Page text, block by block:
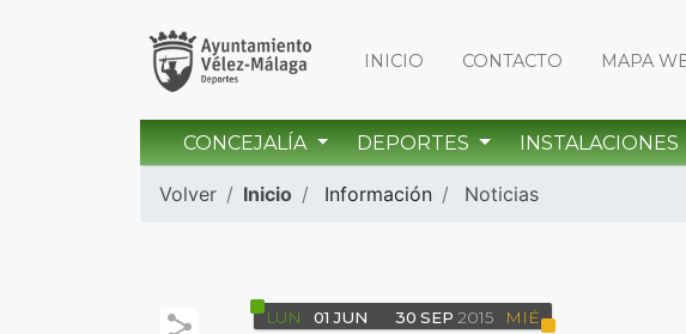
INICIO CONTACTO MAPA
CONCEJALÍA DEPORTES INSTALACIONES
Volver Inicio Información Noticias
LUN 01 JUN 30 SEP 2015 MIÉ